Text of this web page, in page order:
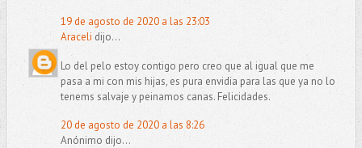
19 de agosto de 2020 a las 23:03
Araceli dijo...
Lo del pelo estoy contigo pero creo que al igual que me
pasa a mi con mis hijas, es pura envidia para las que ya no lo
tenems salvaje y peinamos canas. Felicidades.
20 de agosto de 2020 a las 8:26
Anónimo dijo...